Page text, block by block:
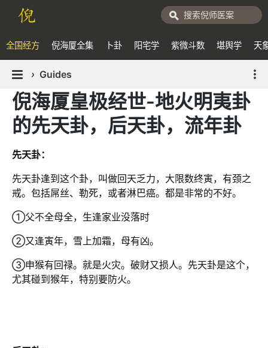
全国经方 倪海厦全集 卜卦 阳宅学 紫微斗数 堪舆学 天
› Guides
倪海厦皇极经世-地火明夷卦
的先天卦，后天卦，流年卦
先天卦：
先天卦逢到这个卦，叫做回天乏力，大限数终寅，有颈之
戒。包括屌丝、勒死，或者淋巴癌。都是非常的不好。
①父不全母全，生逢家业没落时
②又逢寅年，雪上加霜，母有凶。
③申猴有回禄。就是火灾。破财又损人。先天卦是这个，
尤其碰到猴年，特别要防火。